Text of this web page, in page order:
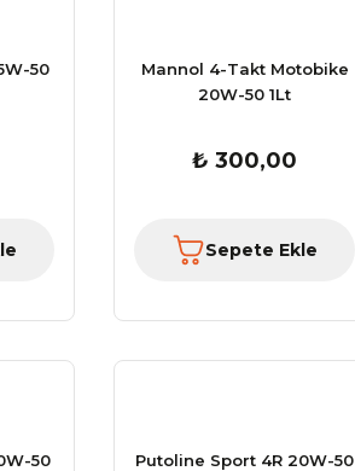
50
Mannol 4-Takt Motobike
20W-50 1Lt
₺ 300,00
Sepete Ekle
50
Putoline Sport 4R 20W-50